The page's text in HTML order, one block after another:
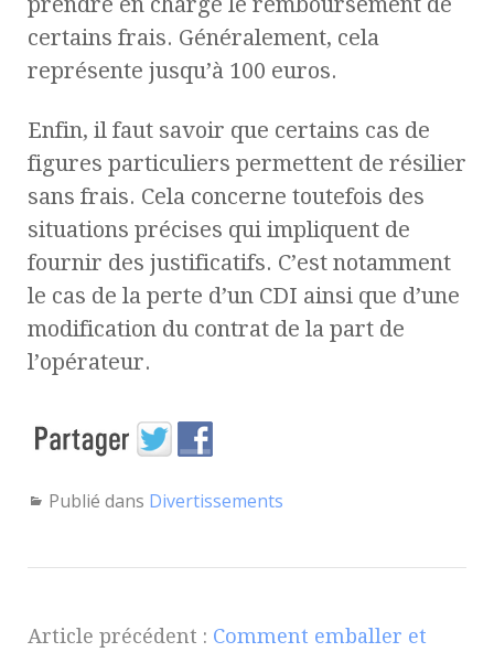
certains frais. Généralement, cela
représente jusqu’à 100 euros.
Enfin, il faut savoir que certains cas de
figures particuliers permettent de résilier
sans frais. Cela concerne toutefois des
situations précises qui impliquent de
fournir des justificatifs. C’est notamment
le cas de la perte d’un CDI ainsi que d’une
modification du contrat de la part de
l’opérateur.
Publié dans Divertissements
Article précédent : Comment emballer et